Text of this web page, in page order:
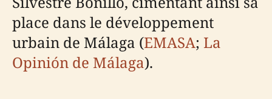
place dans le développement
urbain de Málaga (EMASA; La
Opinión de Málaga).